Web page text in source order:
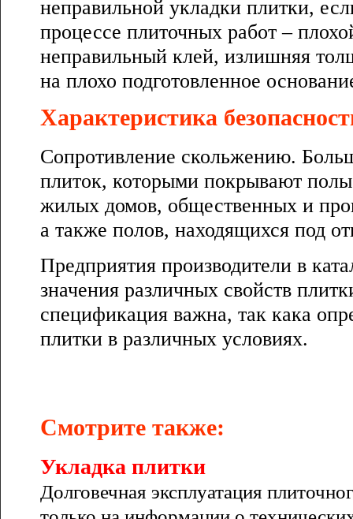
неправильной укладки плитки,
процессе плиточных работ –
неправильный клей, излишняя
на плохо подготовленное
Характеристика
Сопротивление скольжению.
плиток, которыми покрывают
жилых домов, общественных и
а также полов, находящихся под
Предприятия производители в
значения различных свойств
спецификация важна, так кака
плитки в различных условиях.
Смотрите также:
Укладка плитки
Долговечная эксплуатация